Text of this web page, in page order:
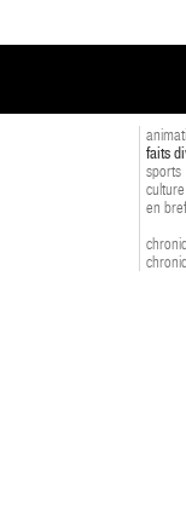
faits
sports
culture
en bref